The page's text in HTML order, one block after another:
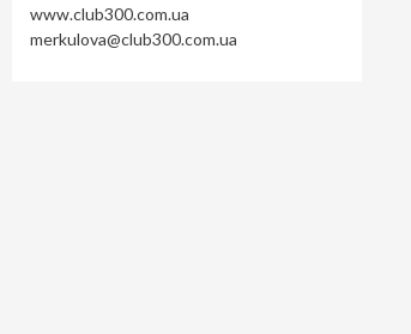
www.club300.com.ua
merkulova@club300.com.ua